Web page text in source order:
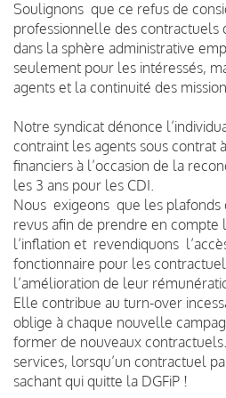
Soulignons que ce refus de
professionnelle des contractuels
dans la sphère administrative
seulement pour les intéressés,
agents et la continuité des
Notre syndicat dénonce
contraint les agents sous contrat
financiers à l’occasion de la
les 3 ans pour les CDI.
Nous exigeons que les plafonds
revus afin de prendre en compte
l’inflation et revendiquons
fonctionnaire pour les
l’amélioration de leur
Elle contribue au turn-over
oblige à chaque nouvelle
former de nouveaux
services, lorsqu’un contractuel
sachant qui quitte la DGFiP !